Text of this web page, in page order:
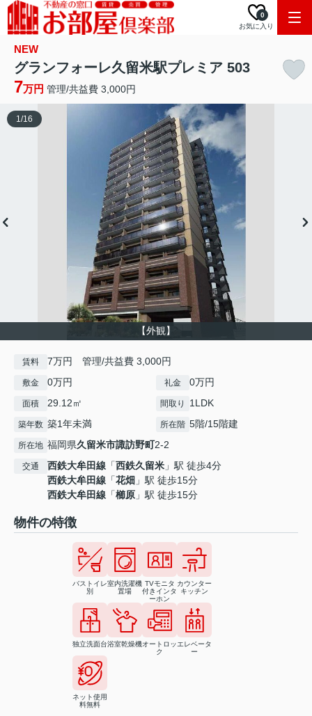
お気に入り
0
NEW
グランフォーレ久留米駅プレミア 503
7万円 管理/共益費 3,000円
【外観】
1/16
賃料 7万円 管理/共益費 3,000円
敷金 0万円 礼金 0万円
面積 29.12㎡ 間取り 1LDK
築年数 築1年未満 所在階 5階/15階建
所在地 福岡県久留米市諏訪野町2‐2
交通 西鉄大牟田線 「西鉄久留米 」駅 徒歩4分
西鉄大牟田線 「花畑 」駅 徒歩15分
西鉄大牟田線 「櫛原 」駅 徒歩15分
物件の特徴
バストイレ
別
室内洗濯機
置場
TVモニタ
付きインタ
ーホン
カウンター
キッチン
独立洗面台浴室乾燥機オートロッ
ク
エレベータ
ー
ネット使用
料無料